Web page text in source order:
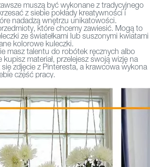
muszą być wykonane z tradycyjnego
z siebie pokłady kreatywności i
nadadzą wnętrzu unikatowości.
które chcemy zawiesić. Mogą to
ze światełkami lub suszonymi kwiatami
kolorowe kuleczki.
masz talentu do robótek ręcznych albo
kupisz materiał, przelejesz swoją wizję na
się zdjęcie z Pinteresta, a krawcowa wykona
część pracy.